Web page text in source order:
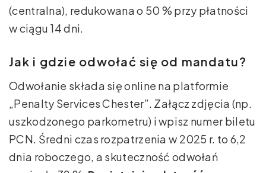
(centralna), redukowana o 50 % przy płatności
w ciągu 14 dni.
Jak i gdzie odwołać się od mandatu?
Odwołanie składa się online na platformie
„Penalty Services Chester”. Załącz zdjęcia (np.
uszkodzonego parkometru) i wpisz numer biletu
PCN. Średni czas rozpatrzenia w 2025 r. to 6,2
dnia roboczego, a skuteczność odwołań